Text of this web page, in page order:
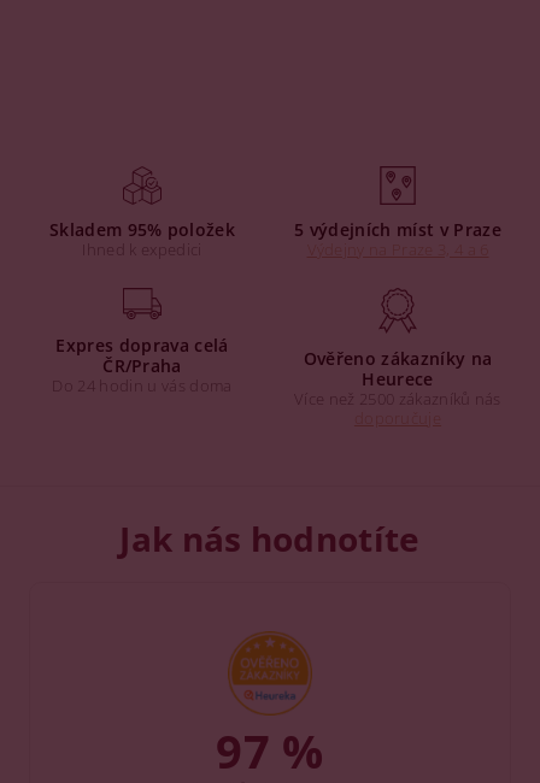
Skladem 95% položek
Ihned k expedici
5 výdejních míst v Praze
Expres doprava celá
ČR/Praha
Do 24 hodin u vás doma
Ověřeno zákazníky na
Heurece
Více než 2500 zákazníků nás
Jak nás hodnotíte
97 %